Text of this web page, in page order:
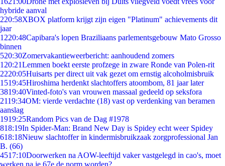
hybride aanval
220:58XBOX platform krijgt zijn eigen "Platinum" achievements dit
jaar
1220:48Capibara's lopen Braziliaans parlementsgebouw Mato Grosso
binnen
520:30Zomervakantieweerbericht: aanhoudend zomers
1 20:21Lemmen boekt eerste profzege in zware Ronde van Polen-rit
2220:05Huisarts per direct uit vak gezet om ernstig alcoholmisbruik
1519:45Hiroshima herdenkt slachtoffers atoombom, 81 jaar later
3819:40Vinted-foto's van vrouwen massaal gedeeld op seksfora
2119:34OM: vierde verdachte (18) vast op verdenking van beramen
aanslag
1919:25Random Pics van de Dag #1978
818:19In Spider-Man: Brand New Day is Spidey echt weer Spidey
618:18Nieuw slachtoffer in kindermisbruikzaak zorgprofessional Jan
B. (66)
4517:10Doorwerken na AOW-leeftijd vaker vastgelegd in cao's, moet
werken na je 67e de norm worden?